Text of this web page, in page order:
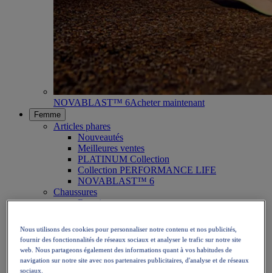
NOVABLAST™ 6Acheter maintenant
Femme
Articles phares
Nouveautés
Meilleures ventes
PLATINUM Collection
Collection PERFORMANCE LIFE
NOVABLAST™ 6
Chaussures
Running
Tennis
Volleyball
Handball
Padel
Nous utilisons des cookies pour personnaliser notre contenu et nos publicités,
fournir des fonctionnalités de réseaux sociaux et analyser le trafic sur notre site
web. Nous partageons également des informations quant à vos habitudes de
navigation sur notre site avec nos partenaires publicitaires, d'analyse et de réseaux
sociaux.